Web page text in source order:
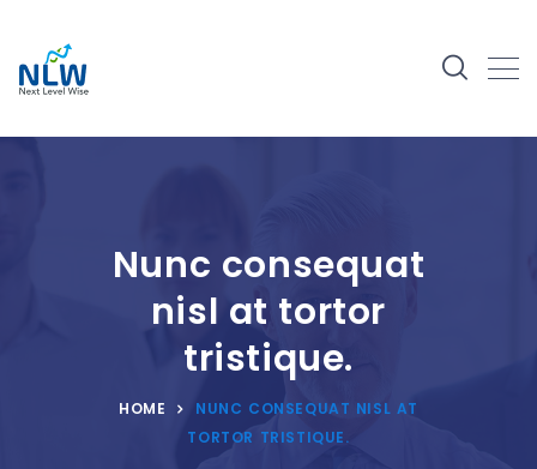
Nunc consequat
nisl at tortor
tristique.
HOME
NUNC CONSEQUAT NISL AT
TORTOR TRISTIQUE.